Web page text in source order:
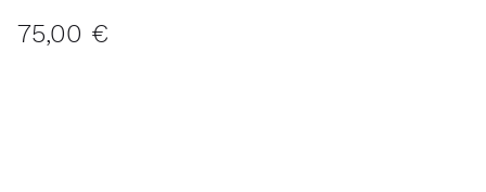
75,00 €